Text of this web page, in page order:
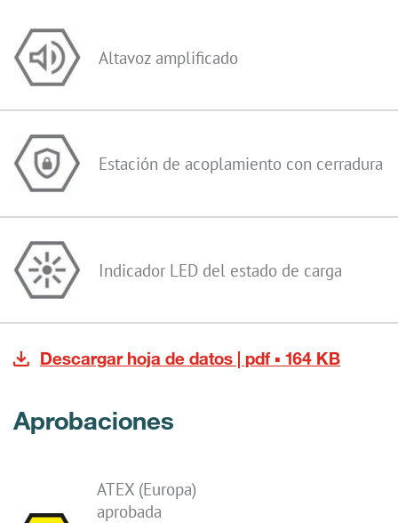
Altavoz amplificado
Estación de acoplamiento con cerradura
Indicador LED del estado de carga
Descargar hoja de datos | pdf ▪ 164 KB
Aprobaciones
ATEX (Europa)
aprobada